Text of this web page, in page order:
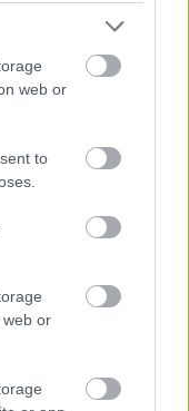
web or
to
web or
vēja parka
liek domāt
valsti